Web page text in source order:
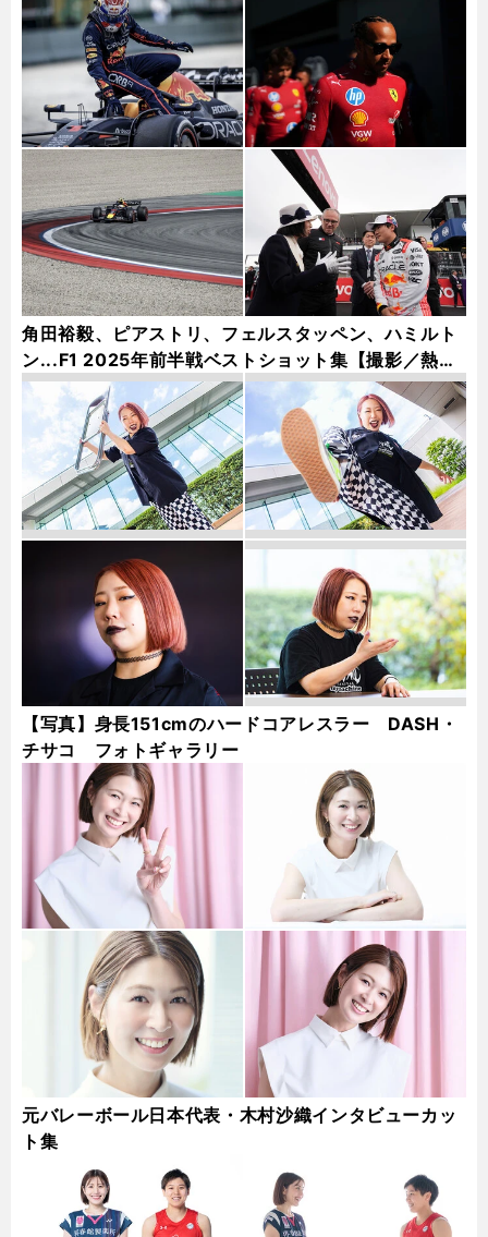
角田裕毅、ピアストリ、フェルスタッペン、ハミルト
ン...F1 2025年前半戦ベストショット集【撮影／熱田
護＆桜井淳雄】
【写真】身長151cmのハードコアレスラー DASH・
チサコ フォトギャラリー
元バレーボール日本代表・木村沙織インタビューカッ
ト集